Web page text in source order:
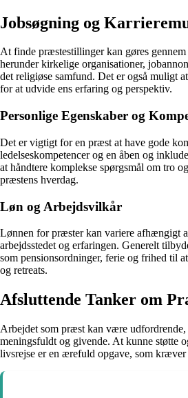
Jobsøgning og
At finde præstestillinger kan gøres
herunder kirkelige organisationer,
det religiøse samfund. Det er også muligt
for at udvide ens erfaring og perspektiv.
Personlige Egenskaber og
Det er vigtigt for en præst at have gode
ledelseskompetencer og en åben og
at håndtere komplekse spørgsmål om tro
præstens hverdag.
Løn og Arbejdsvilkår
Lønnen for præster kan variere afhængigt
arbejdsstedet og erfaringen. Generelt
som pensionsordninger, ferie og frihed til
og retreats.
Afsluttende Tanker om
Arbejdet som præst kan være udfordrende,
meningsfuldt og givende. At kunne støtte
livsrejse er en ærefuld opgave, som kræver